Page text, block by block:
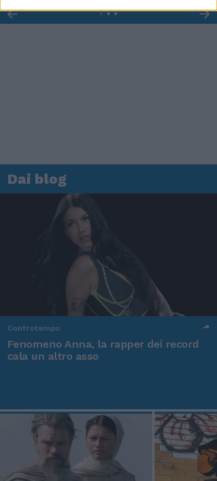
Dai blog
Controtempo
Fenomeno Anna, la rapper dei record
cala un altro asso